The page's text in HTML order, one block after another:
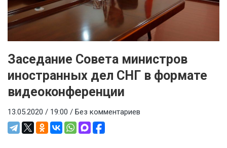
Заседание Совета министров
иностранных дел СНГ в формате
видеоконференции
13.05.2020 / 19:00 / Без комментариев